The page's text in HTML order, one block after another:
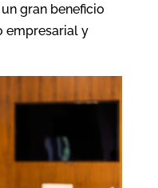
gran beneficio
empresarial y